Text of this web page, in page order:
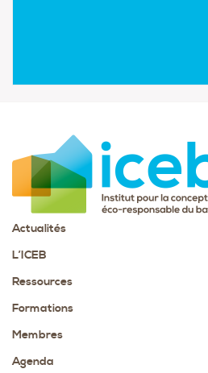
Actualités
L’ICEB
Ressources
Formations
Membres
Agenda